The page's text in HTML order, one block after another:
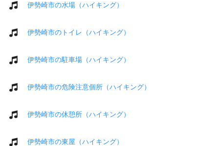
伊勢崎市の水場（ハイキング）
伊勢崎市のトイレ（ハイキング）
伊勢崎市の駐車場（ハイキング）
伊勢崎市の危険注意個所（ハイキング）
伊勢崎市の休憩所（ハイキング）
伊勢崎市の東屋（ハイキング）